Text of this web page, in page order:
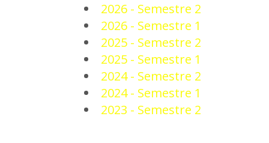
2026 - Semestre 2
2026 - Semestre 1
2025 - Semestre 2
2025 - Semestre 1
2024 - Semestre 2
2024 - Semestre 1
2023 - Semestre 2